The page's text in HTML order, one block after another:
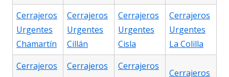
Cerrajeros
Urgentes
Chamartín
Cerrajeros
Urgentes
Cillán
Cerrajeros
Urgentes
Cisla
Cerrajeros
Urgentes
La Colilla
Cerrajeros
Cerrajeros
Cerrajeros
Cerrajeros